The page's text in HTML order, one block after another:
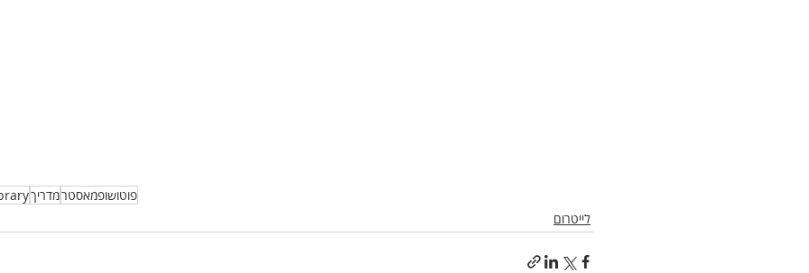
פוטושופמאסטרמדריך
לייטרום